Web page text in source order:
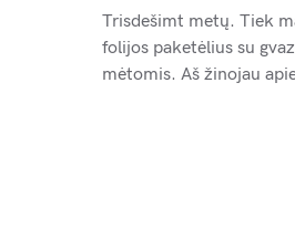
Trisdešimt metų. Tiek
folijos paketėlius su
mėtomis. Aš žinojau